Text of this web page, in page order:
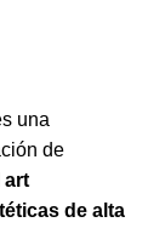
una
de
art
de alta